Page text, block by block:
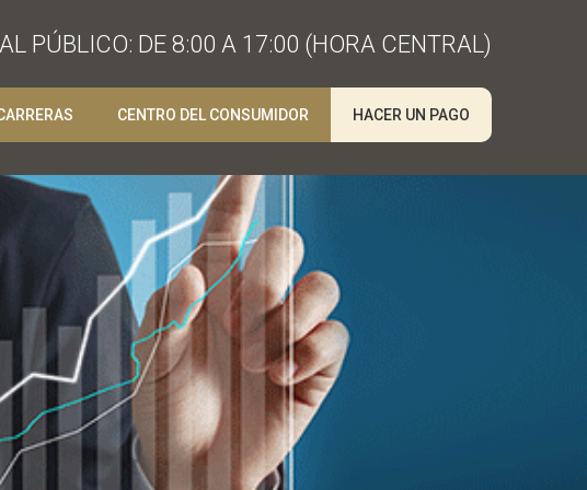
PÚBLICO: DE 8:00 A 17:00 (HORA CENTRAL)
CENTRO DEL CONSUMIDOR HACER UN PAGO